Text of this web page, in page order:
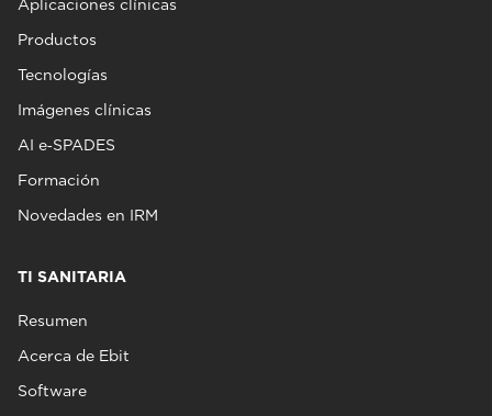
Aplicaciones clínicas
Productos
Tecnologías
Imágenes clínicas
AI e‑SPADES
Formación
Novedades en IRM
TI SANITARIA
Resumen
Acerca de Ebit
Software